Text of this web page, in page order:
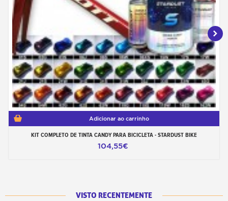
Adicionar ao carrinho
KIT COMPLETO DE TINTA CANDY PARA BICICLETA - STARDUST BIKE
104,55€
VISTO RECENTEMENTE